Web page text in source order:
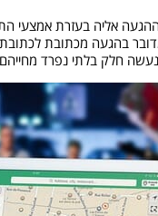
אליה בעזרת אמצעי
בהגעה מכתובת
נעשה חלק בלתי נפרד